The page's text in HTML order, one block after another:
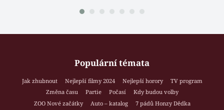
Populární témata
Jak zhubnout Nejlepší filmy 2024 Nejlepší horory
TV program
Změna času
Partie Počasí
Kdy budou volby
ZOO Nové začátky
Auto – katalog
7 pádů Honzy Dědka